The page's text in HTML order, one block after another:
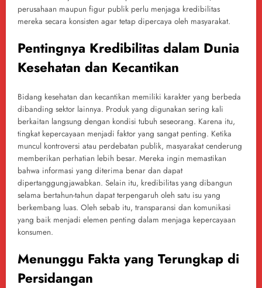
perusahaan maupun figur publik perlu menjaga kredibilitas
mereka secara konsisten agar tetap dipercaya oleh masyarakat.
Pentingnya Kredibilitas dalam Dunia
Kesehatan dan Kecantikan
Bidang kesehatan dan kecantikan memiliki karakter yang berbeda
dibanding sektor lainnya. Produk yang digunakan sering kali
berkaitan langsung dengan kondisi tubuh seseorang. Karena itu,
tingkat kepercayaan menjadi faktor yang sangat penting. Ketika
muncul kontroversi atau perdebatan publik, masyarakat cenderung
memberikan perhatian lebih besar. Mereka ingin memastikan
bahwa informasi yang diterima benar dan dapat
dipertanggungjawabkan. Selain itu, kredibilitas yang dibangun
selama bertahun-tahun dapat terpengaruh oleh satu isu yang
berkembang luas. Oleh sebab itu, transparansi dan komunikasi
yang baik menjadi elemen penting dalam menjaga kepercayaan
konsumen.
Menunggu Fakta yang Terungkap di
Persidangan